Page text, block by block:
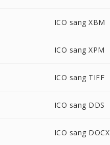
ICO sang XBM
ICO sang XPM
ICO sang TIFF
ICO sang DDS
ICO sang DOCX